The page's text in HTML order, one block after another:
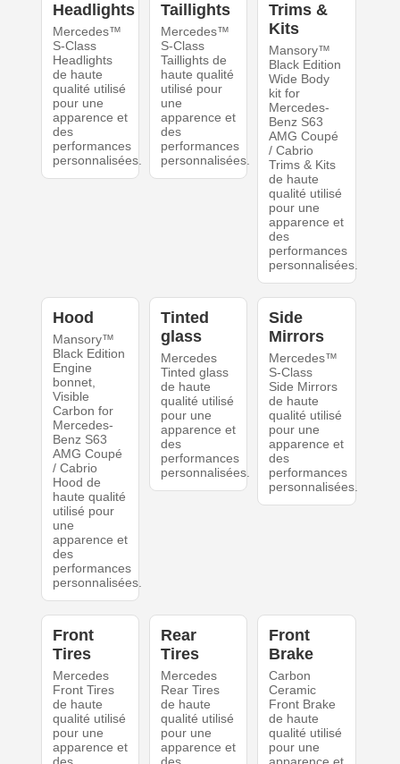
Headlights
Mercedes™
S-Class
Headlights
de haute
qualité utilisé
pour une
apparence et
des
performances
personnalisées.
Taillights
Mercedes™
S-Class
Taillights de
haute qualité
utilisé pour
une
apparence et
des
performances
personnalisées.
Trims &
Kits
Mansory™
Black Edition
Wide Body
kit for
Mercedes-
Benz S63
AMG Coupé
/ Cabrio
Trims & Kits
de haute
qualité utilisé
pour une
apparence et
des
performances
personnalisées.
Hood
Mansory™
Black Edition
Engine
bonnet,
Visible
Carbon for
Mercedes-
Benz S63
AMG Coupé
/ Cabrio
Hood de
haute qualité
utilisé pour
une
apparence et
des
performances
personnalisées.
Tinted
glass
Mercedes
Tinted glass
de haute
qualité utilisé
pour une
apparence et
des
performances
personnalisées.
Side
Mirrors
Mercedes™
S-Class
Side Mirrors
de haute
qualité utilisé
pour une
apparence et
des
performances
personnalisées.
Front
Tires
Mercedes
Front Tires
de haute
qualité utilisé
pour une
apparence et
Rear
Tires
Mercedes
Rear Tires
de haute
qualité utilisé
pour une
apparence et
Front
Brake
Carbon
Ceramic
Front Brake
de haute
qualité utilisé
pour une